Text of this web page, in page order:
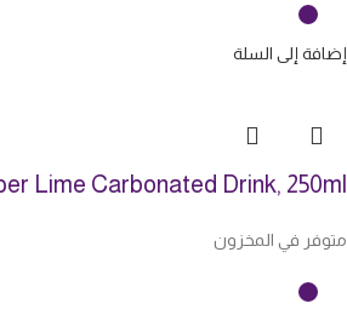
إضافة إلى السلة
Lime Carbonated Drink, 250ml
متوفر في المخزون